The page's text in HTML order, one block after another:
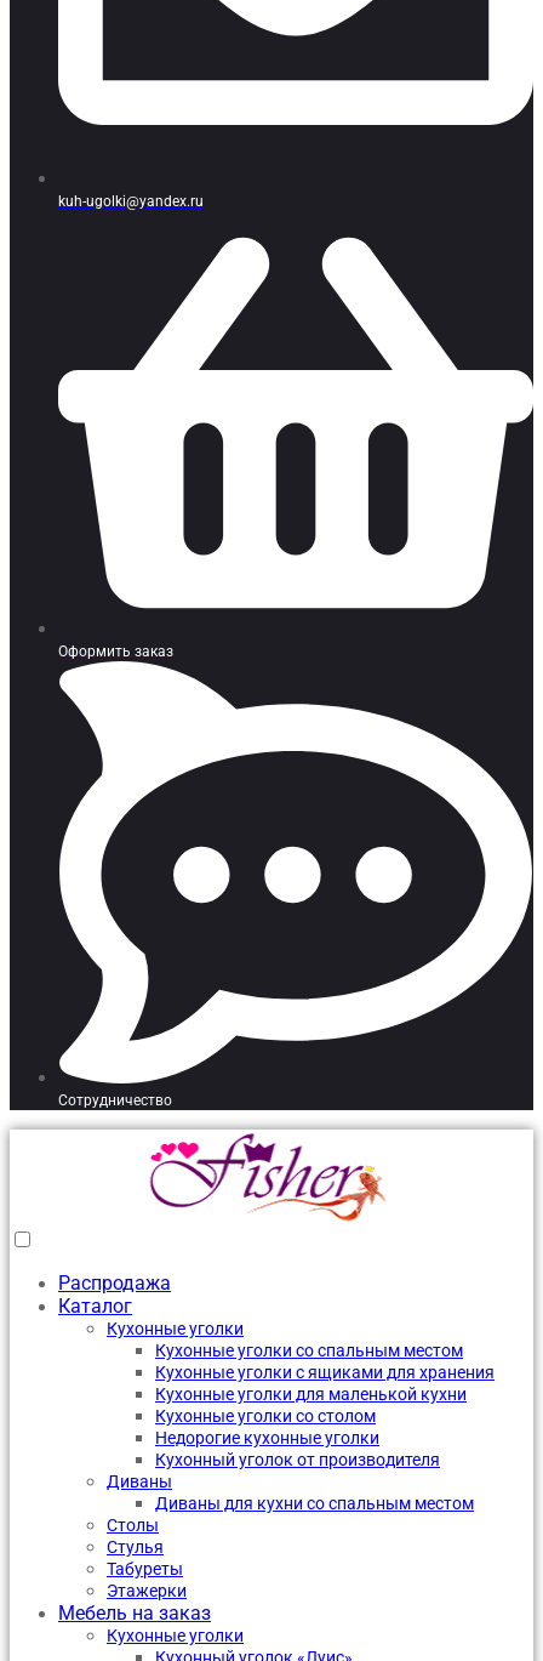
kuh-ugolki@yandex.ru
Оформить заказ
Сотрудничество
Распродажа
Каталог
Кухонные уголки
Кухонные уголки со спальным местом
Кухонные уголки с ящиками для хранения
Кухонные уголки для маленькой кухни
Кухонные уголки со столом
Недорогие кухонные уголки
Кухонный уголок от производителя
Диваны
Диваны для кухни со спальным местом
Столы
Стулья
Табуреты
Этажерки
Мебель на заказ
Кухонные уголки